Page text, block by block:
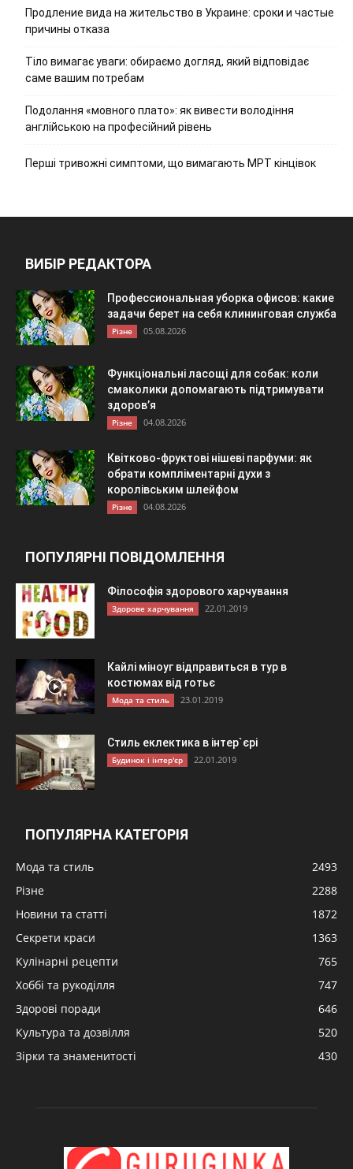
Продление вида на жительство в Украине: сроки и частые
причины отказа
Тіло вимагає уваги: обираємо догляд, який відповідає
саме вашим потребам
Подолання «мовного плато»: як вивести володіння
англійською на професійний рівень
Перші тривожні симптоми, що вимагають МРТ кінцівок
ВИБІР РЕДАКТОРА
Профессиональная уборка офисов: какие
задачи берет на себя клининговая служба
Різне 05.08.2026
Функціональні ласощі для собак: коли
смаколики допомагають підтримувати
здоров’я
Різне 04.08.2026
Квітково-фруктові нішеві парфуми: як
обрати компліментарні духи з
королівським шлейфом
Різне 04.08.2026
ПОПУЛЯРНІ ПОВІДОМЛЕННЯ
Філософія здорового харчування
Здорове харчування 22.01.2019
Кайлі міноуг відправиться в тур в
костюмах від готьє
Мода та стиль 23.01.2019
Стиль еклектика в інтер`єрі
Будинок і інтер'єр 22.01.2019
ПОПУЛЯРНА КАТЕГОРІЯ
Мода та стиль
2493
Різне
2288
Новини та статті
1872
Секрети краси
1363
Кулінарні рецепти
765
Хоббі та рукоділля
747
Здорові поради
646
Культура та дозвілля
520
Зірки та знаменитості
430